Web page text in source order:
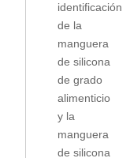
identificación
de la
manguera
de silicona
de grado
alimenticio
y la
manguera
de silicona